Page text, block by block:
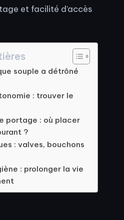
et facilité d’accès
souple a détrôné
: trouver le
portage : où placer
?
: valves, bouchons
: prolonger la vie